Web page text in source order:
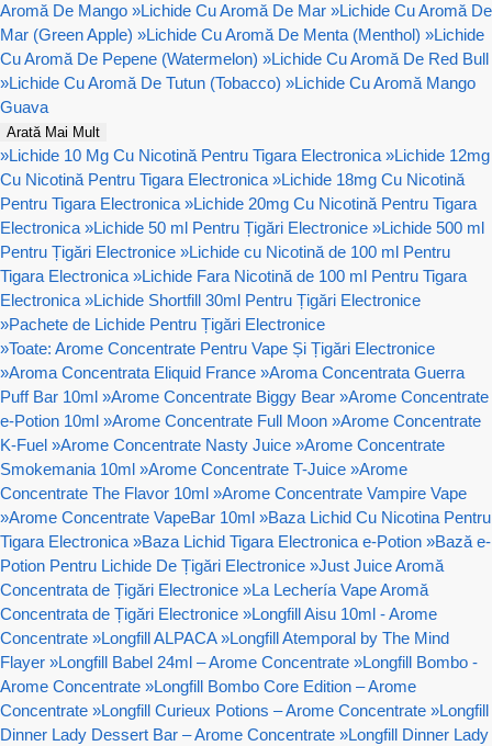
Aromă De Mango »Lichide Cu Aromă De Mar »Lichide Cu Aromă De
Mar (Green Apple) »Lichide Cu Aromă De Menta (Menthol) »Lichide
Cu Aromă De Pepene (Watermelon) »Lichide Cu Aromă De Red Bull
»Lichide Cu Aromă De Tutun (Tobacco) »Lichide Cu Aromă Mango
Guava
Arată Mai Mult
»Lichide 10 Mg Cu Nicotină Pentru Tigara Electronica »Lichide 12mg
Cu Nicotină Pentru Tigara Electronica »Lichide 18mg Cu Nicotină
Pentru Tigara Electronica »Lichide 20mg Cu Nicotină Pentru Tigara
Electronica »Lichide 50 ml Pentru Țigări Electronice »Lichide 500 ml
Pentru Țigări Electronice »Lichide cu Nicotină de 100 ml Pentru
Tigara Electronica »Lichide Fara Nicotină de 100 ml Pentru Tigara
Electronica »Lichide Shortfill 30ml Pentru Țigări Electronice
»Pachete de Lichide Pentru Țigări Electronice
»Toate: Arome Concentrate Pentru Vape Și Țigări Electronice
»Aroma Concentrata Eliquid France »Aroma Concentrata Guerra
Puff Bar 10ml »Arome Concentrate Biggy Bear »Arome Concentrate
e-Potion 10ml »Arome Concentrate Full Moon »Arome Concentrate
K-Fuel »Arome Concentrate Nasty Juice »Arome Concentrate
Smokemania 10ml »Arome Concentrate T-Juice »Arome
Concentrate The Flavor 10ml »Arome Concentrate Vampire Vape
»Arome Concentrate VapeBar 10ml »Baza Lichid Cu Nicotina Pentru
Tigara Electronica »Baza Lichid Tigara Electronica e-Potion »Bază e-
Potion Pentru Lichide De Țigări Electronice »Just Juice Aromă
Concentrata de Țigări Electronice »La Lechería Vape Aromă
Concentrata de Țigări Electronice »Longfill Aisu 10ml - Arome
Concentrate »Longfill ALPACA »Longfill Atemporal by The Mind
Flayer »Longfill Babel 24ml – Arome Concentrate »Longfill Bombo -
Arome Concentrate »Longfill Bombo Core Edition – Arome
Concentrate »Longfill Curieux Potions – Arome Concentrate »Longfill
Dinner Lady Dessert Bar – Arome Concentrate »Longfill Dinner Lady